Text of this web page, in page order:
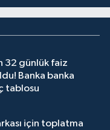
32 günlük faiz
Banka banka
tablosu
için toplatma